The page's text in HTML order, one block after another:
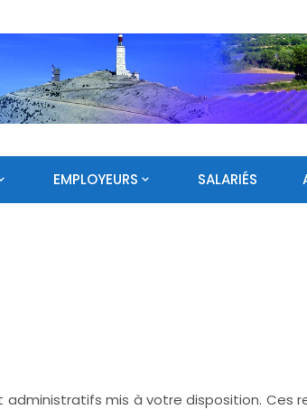
EMPLOYEURS SALARIÉS
mis à votre disposition.